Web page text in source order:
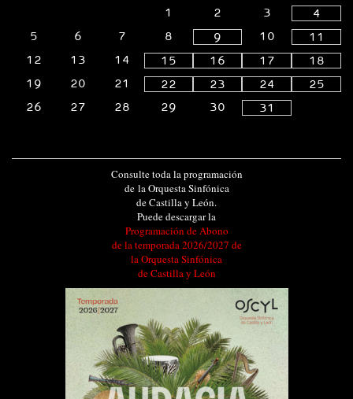
1
2 3
4
5
6 7 8 9 10
11
12
13 14 15 16 17
18
19
20 21 22 23 24
25
26
27 28 29 30 31
Consulte toda la programación
de la Orquesta Sinfónica
de Castilla y León.
Puede descargar la
Programación de Abono
de la temporada 2026/2027 de
la Orquesta Sinfónica
de Castilla y León